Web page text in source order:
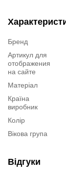
Бренд
Артикул для
отображения
на сайте
Матеріал
Країна
виробник
Колір
Вікова група
Відгуки